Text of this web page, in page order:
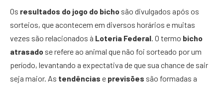
Os resultados do jogo do bicho são divulgados após os
sorteios, que acontecem em diversos horários e muitas
vezes são relacionados à Loteria Federal. O termo bicho
atrasado se refere ao animal que não foi sorteado por um
período, levantando a expectativa de que sua chance de sair
seja maior. As tendências e previsões são formadas a